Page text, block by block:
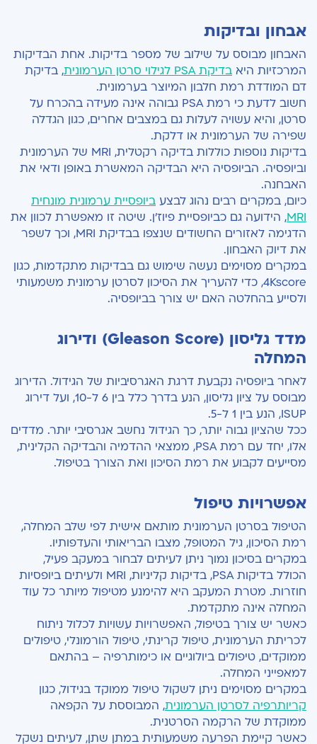
אבחון ובדיקות
האבחון מבוסס על שילוב של מספר בדיקות. אחת הבדיקות
המרכזיות היא בדיקת PSA לגילוי סרטן הערמונית
, בדיקת
דם המודדת רמת חלבון המיוצר בערמונית.
חשוב לדעת כי רמת PSA גבוהה אינה מעידה בהכרח על
סרטן, והיא עשויה לעלות גם במצבים אחרים, כגון הגדלה
שפירה של הערמונית או דלקת.
בדיקות נוספות כוללות בדיקה רקטלית, MRI של הערמונית
וביופסיה. הביופסיה היא הבדיקה המאשרת באופן ודאי את
האבחנה.
כיום, במקרים רבים נהוג לבצע ביופסיית ערמונית מונחית
MRI, הידועה גם כביופסיית פיוז'ן. שיטה זו מאפשרת לכוון את
הדגימה לאזורים החשודים שנצפו בבדיקת MRI, וכך לשפר
את דיוק האבחון.
במקרים מסוימים נעשה שימוש גם בבדיקות מתקדמות, כגון
4Kscore, כדי להעריך את הסיכון לסרטן ערמונית משמעותי
ולסייע בהחלטה האם יש צורך בביופסיה.
מדד גליסון (Gleason Score) ודירוג
המחלה
לאחר ביופסיה נקבעת דרגת האגרסיביות של הגידול. הדירוג
מבוסס על ציון גליסון, הנע בדרך כלל בין 6 ל-10, ועל דירוג
ISUP, הנע בין 1 ל-5.
ככל שהציון גבוה יותר, כך הגידול נחשב אגרסיבי יותר. מדדים
אלו, יחד עם רמת PSA, ממצאי ההדמיה והבדיקה הקלינית,
מסייעים לקבוע את רמת הסיכון ואת הצורך בטיפול.
אפשרויות טיפול
הטיפול בסרטן הערמונית מותאם אישית לפי שלב המחלה,
רמת הסיכון, גיל המטופל, מצבו הבריאותי והעדפותיו.
במקרים בסיכון נמוך ניתן לעיתים לבחור במעקב פעיל,
הכולל בדיקות PSA, בדיקות קליניות, MRI ולעיתים ביופסיות
חוזרות. מטרת המעקב היא להימנע מטיפול מיותר כל עוד
המחלה אינה מתקדמת.
כאשר יש צורך בטיפול, האפשרויות עשויות לכלול ניתוח
לכריתת הערמונית, טיפול קרינתי, טיפול הורמונלי, טיפולים
ממוקדים, טיפולים ביולוגיים או כימותרפיה – בהתאם
למאפייני המחלה.
במקרים מסוימים ניתן לשקול טיפול ממוקד בגידול, כגון
קריותרפיה לסרטן הערמונית, המבוססת על הקפאה
ממוקדת של הרקמה הסרטנית.
כאשר קיימת הפרעה משמעותית במתן שתן, לעיתים נשקל